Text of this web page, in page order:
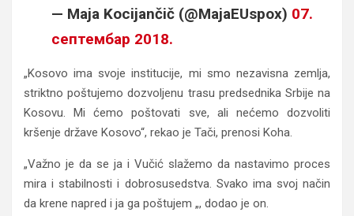
— Maja Kocijančič (@MajaEUspox) 07.
септембар 2018.
„Kosovo ima svoje institucije, mi smo nezavisna zemlja,
striktno poštujemo dozvoljenu trasu predsednika Srbije na
Kosovu. Mi ćemo poštovati sve, ali nećemo dozvoliti
kršenje države Kosovo“, rekao je Tači, prenosi Koha.
„Važno je da se ja i Vučić slažemo da nastavimo proces
mira i stabilnosti i dobrosusedstva. Svako ima svoj način
da krene napred i ja ga poštujem „, dodao je on.